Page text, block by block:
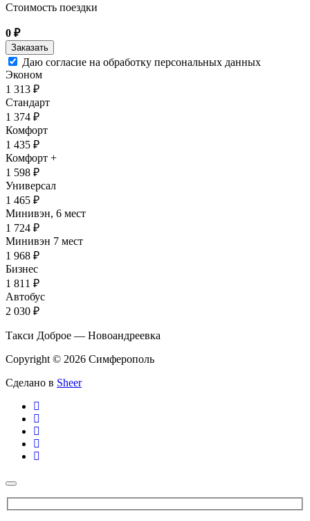
Стоимость поездки
0 ₽
Даю согласие на обработку персональных данных
Эконом
1 313 ₽
Стандарт
1 374 ₽
Комфорт
1 435 ₽
Комфорт +
1 598 ₽
Универсал
1 465 ₽
Минивэн, 6 мест
1 724 ₽
Минивэн 7 мест
1 968 ₽
Бизнес
1 811 ₽
Автобус
2 030 ₽
Такси Доброе — Новоандреевка
Copyright © 2026 Симферополь
Сделано в Sheer